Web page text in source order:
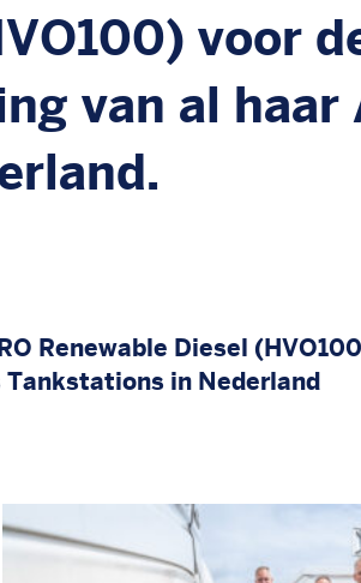
voor
van al haar
Renewable Diesel
in Nederland